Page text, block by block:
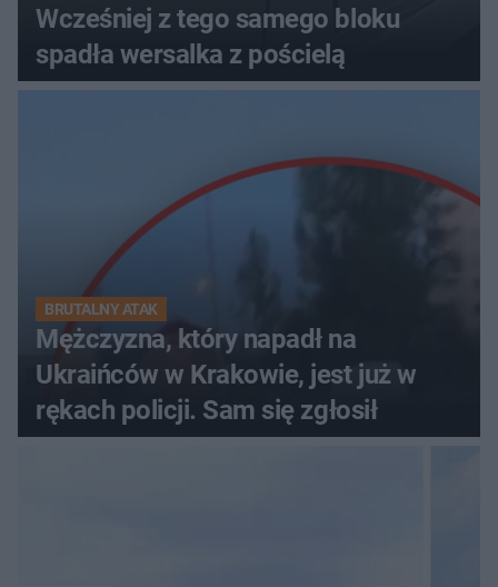
Wcześniej z tego samego bloku
spadła wersalka z pościelą
BRUTALNY ATAK
Mężczyzna, który napadł na
Ukraińców w Krakowie, jest już w
rękach policji. Sam się zgłosił